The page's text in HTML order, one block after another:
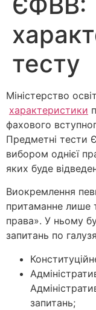
тесту
Міністерство
характеристики
фахового
Предметні тести
вибором однієї
яких буде
Виокремлення
притаманне лише
права». У ньому
запитань по
запитань;